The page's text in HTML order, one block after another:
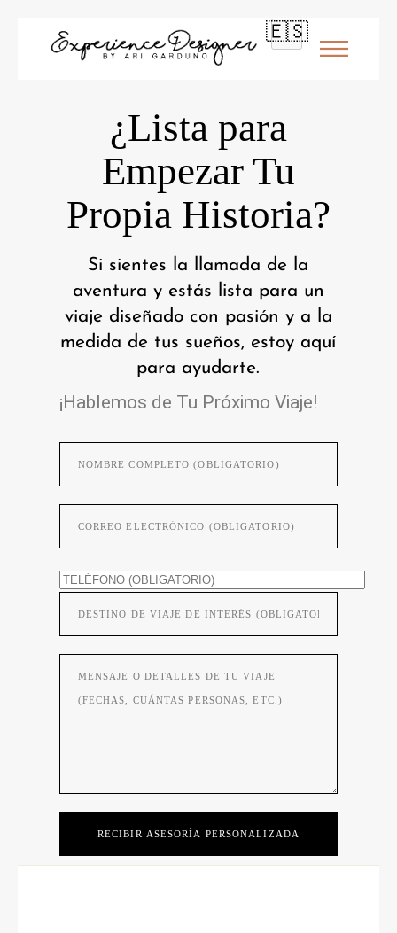
🇪🇸
¿Lista para
Empezar Tu
Propia Historia?
Si sientes la llamada de la
aventura y estás lista para un
viaje diseñado con pasión y a la
medida de tus sueños, estoy aquí
para ayudarte.
¡Hablemos de Tu Próximo Viaje!
RECIBIR ASESORÍA PERSONALIZADA